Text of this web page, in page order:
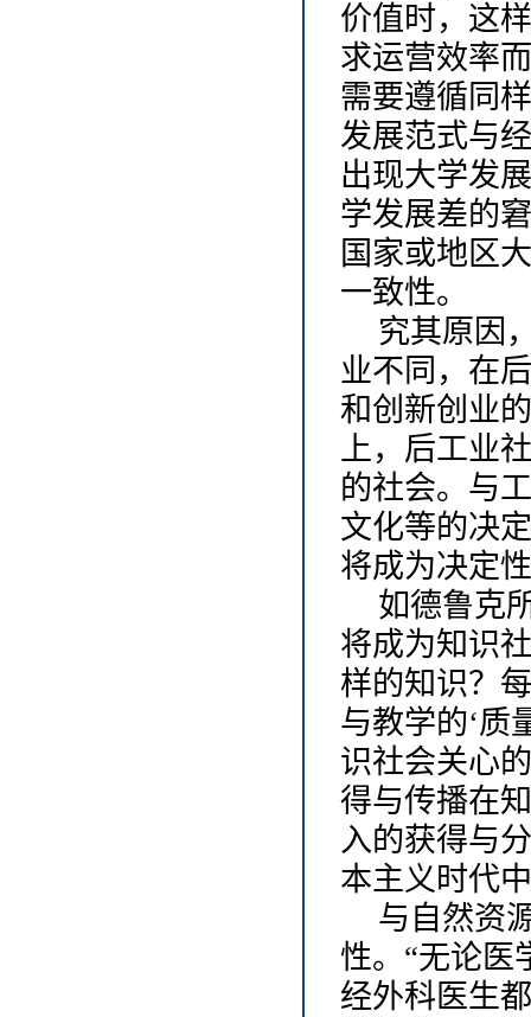
价值时，这
求运营效率
需要遵循同
发展范式与
出现大学发
学发展差的
国家或地区
一致性。
究其原因
业不同，在
和创新创业
上，后工业
的社会。与
文化等的决
将成为决定
如德鲁克
将成为知识
样的知识？
与教学的‘质
识社会关心
得与传播在
入的获得与
本主义时代
与自然资
性。 “无论医
经外科医生